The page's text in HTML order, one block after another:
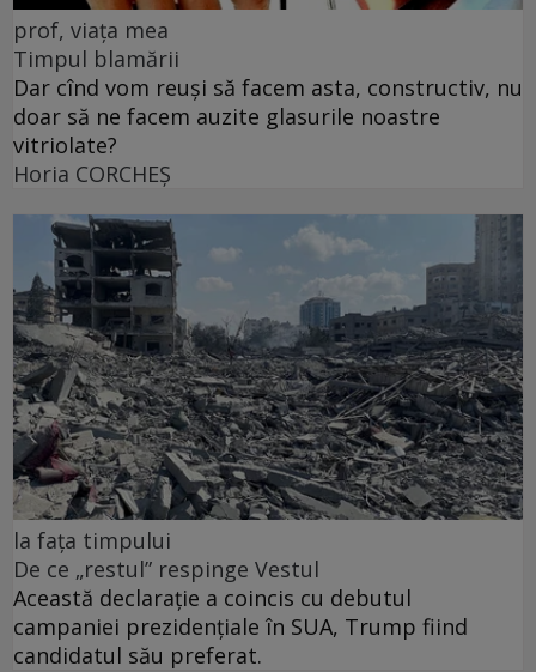
prof, viața mea
Timpul blamării
Dar cînd vom reuși să facem asta, constructiv, nu
doar să ne facem auzite glasurile noastre
vitriolate?
Horia CORCHEŞ
la fața timpului
De ce „restul” respinge Vestul
Această declarație a coincis cu debutul
campaniei prezidențiale în SUA, Trump fiind
candidatul său preferat.